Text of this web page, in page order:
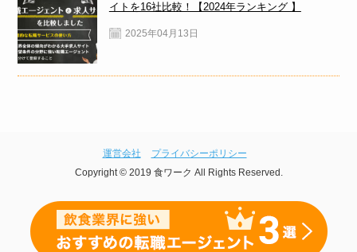
イトを16社比較！【2024年ランキング 】
2025年04月13日
運営会社
プライバシーポリシー
Copyright © 2019 食ワーク All Rights Reserved.